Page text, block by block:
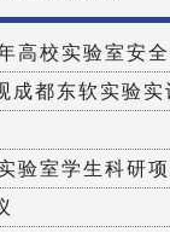
高校实验室安
成都东软实验实
验室学生科研